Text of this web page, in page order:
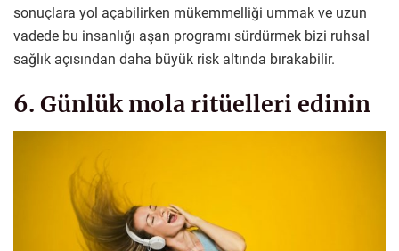
sonuçlara yol açabilirken mükemmelliği ummak ve uzun
vadede bu insanlığı aşan programı sürdürmek bizi ruhsal
sağlık açısından daha büyük risk altında bırakabilir.
6. Günlük mola ritüelleri edinin